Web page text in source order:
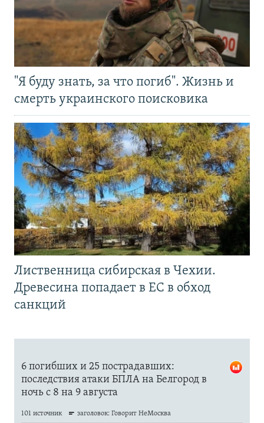
"Я буду знать, за что погиб". Жизнь и
смерть украинского поисковика
Лиственница сибирская в Чехии.
Древесина попадает в ЕС в обход
санкций